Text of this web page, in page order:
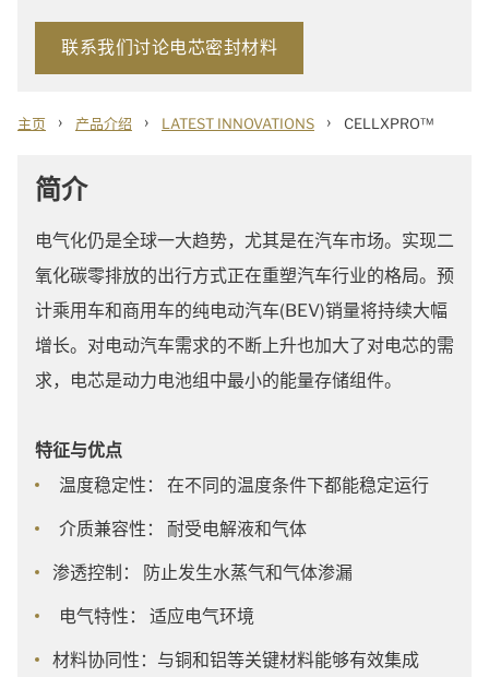
联系我们讨论电芯密封材料
主页 › 产品介绍 › LATEST INNOVATIONS › CELLXPRO™
简介
电气化仍是全球一大趋势，尤其是在汽车市场。实现二
氧化碳零排放的出行方式正在重塑汽车行业的格局。预
计乘用车和商用车的纯电动汽车(BEV)销量将持续大幅
增长。对电动汽车需求的不断上升也加大了对电芯的需
求，电芯是动力电池组中最小的能量存储组件。
特征与优点
温度稳定性： 在不同的温度条件下都能稳定运行
介质兼容性： 耐受电解液和气体
渗透控制： 防止发生水蒸气和气体渗漏
电气特性： 适应电气环境
材料协同性：与铜和铝等关键材料能够有效集成